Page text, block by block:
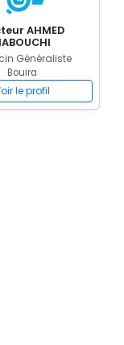
AHMED
Généraliste
Bouira
le profil